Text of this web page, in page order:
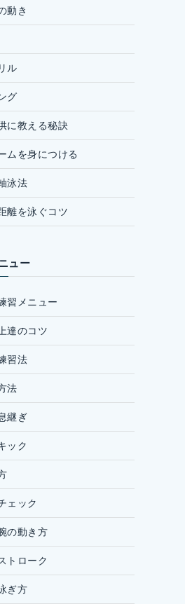
動き
ル
グ
に教える秘訣
ムを身につける
泳法
離を泳ぐコツ
ュー
習メニュー
達のコツ
習法
法
継ぎ
ック
ェック
の動き方
トローク
ぎ方